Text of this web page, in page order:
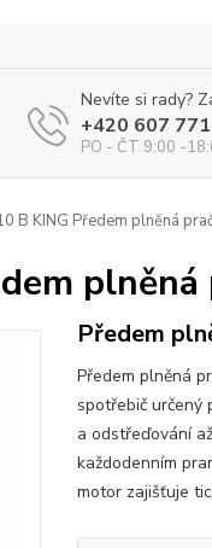
Nevíte si rady?
+420 607
PO - ČT 9:00 -
B KING Předem plněná
plněná
Předem
Předem plněná
spotřebič určený
a odstřeďování
každodenním
motor zajišťuje